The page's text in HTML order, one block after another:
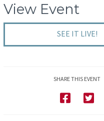
View Event
SEE IT LIVE!
SHARE THIS EVENT